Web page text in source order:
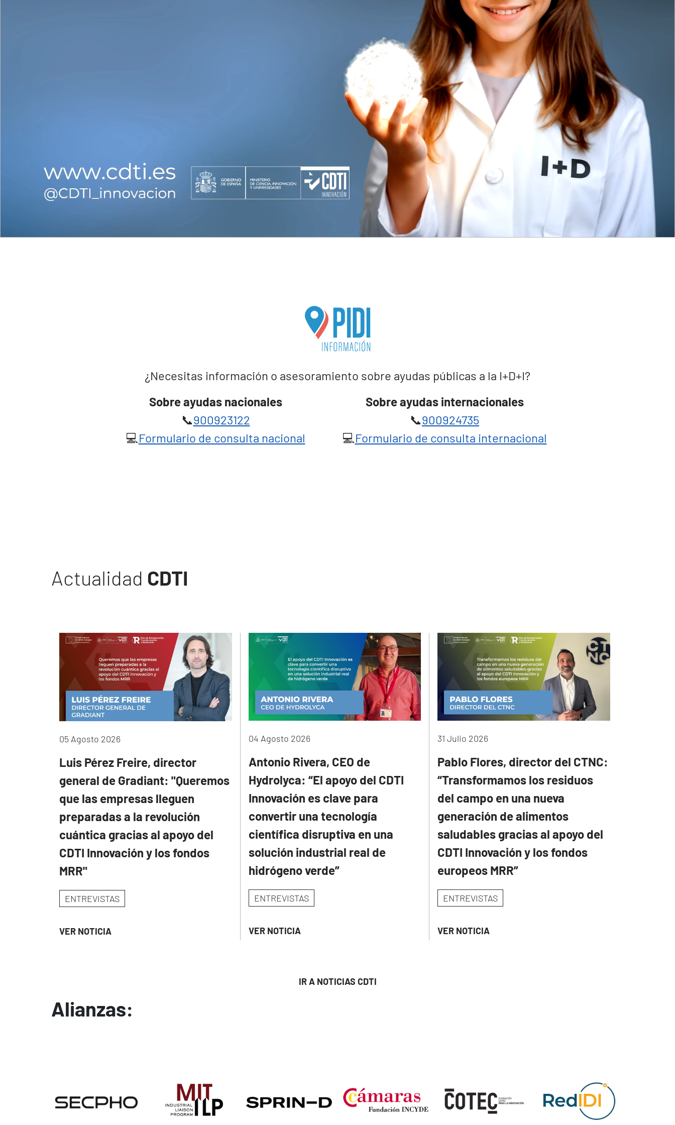
¿Necesitas información o asesoramiento sobre ayudas públicas a la I+D+I?
Sobre ayudas nacionales
Sobre ayudas internacionales
📞900923122 📞900924735
💻 Formulario de consulta nacional 💻 Formulario de consulta internacional
Actualidad CDTI
05 Agosto 2026
Luis Pérez Freire, director
general de Gradiant: "Queremos
que las empresas lleguen
preparadas a la revolución
cuántica gracias al apoyo del
CDTI Innovación y los fondos
MRR"
ENTREVISTAS
VER NOTICIA
04 Agosto 2026
Antonio Rivera, CEO de
Hydrolyca: “El apoyo del CDTI
Innovación es clave para
convertir una tecnología
científica disruptiva en una
solución industrial real de
hidrógeno verde”
ENTREVISTAS
VER NOTICIA
31 Julio 2026
Pablo Flores, director del CTNC:
“Transformamos los residuos
del campo en una nueva
generación de alimentos
saludables gracias al apoyo del
CDTI Innovación y los fondos
europeos MRR”
ENTREVISTAS
VER NOTICIA
IR A NOTICIAS CDTI
Alianzas: